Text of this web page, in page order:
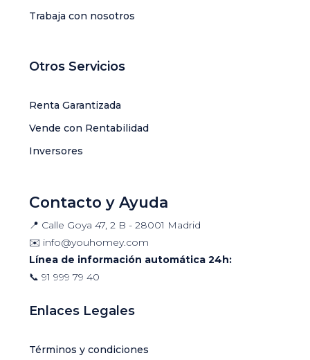
Trabaja con nosotros
Otros Servicios
Renta Garantizada
Vende con Rentabilidad
Inversores
Contacto y Ayuda
📍 Calle Goya 47, 2 B - 28001 Madrid
✉️ info@youhomey.com
Línea de información automática 24h:
📞 91 999 79 40
Enlaces Legales
Términos y condiciones